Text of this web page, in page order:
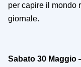
per capire il mondo
giornale.
Sabato 30 Maggio